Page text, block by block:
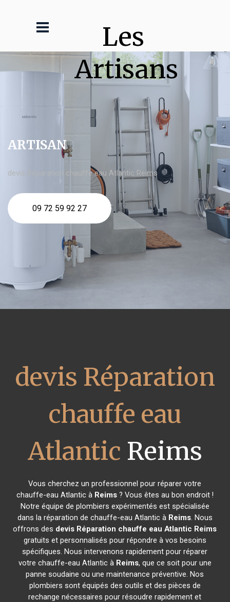
Les
Artisans
ARTISAN
devis Réparation chauffe eau Atlantic Reims
09 72 59 92 27
devis Réparation
chauffe eau
Atlantic Reims
Vous cherchez un professionnel pour réparer votre
chauffe-eau Atlantic à Reims? Vous êtes au bon endroit !
Notre équipe de plombiers expérimentés est spécialisée
dans la réparation de chauffe-eau Atlantic à Reims. Nous
offrons des devis Réparation chauffe eau Atlantic Reims
gratuits et personnalisés pour répondre à vos besoins
spécifiques. Nous intervenons rapidement pour réparer
votre chauffe-eau Atlantic à Reims, que ce soit pour une
panne soudaine ou une maintenance préventive. Nos
plombiers sont équipés des outils et des pièces de
rechange nécessaires pour résoudre rapidement et